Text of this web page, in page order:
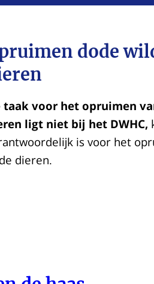
dode
taak voor het opruimen
ligt niet bij het DWHC,
is voor het
dieren.